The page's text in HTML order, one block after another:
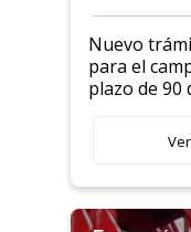
obligatorio
Nuevo
para el
plazo de 90